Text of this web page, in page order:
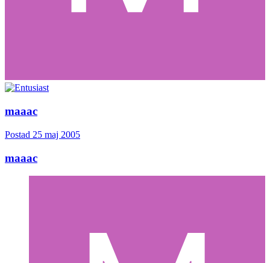
maaac
Postad 25 maj 2005
maaac